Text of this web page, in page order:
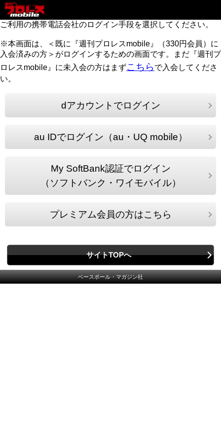
ご利用の携帯電話会社のログイン手段を選択してください。
※本画面は、＜既に『週刊プロレスmobile』（330円会員）に
入会済みの方＞がログインするための画面です。まだ『週刊プ
ロレスmobile』に未入会の方はまずこちら で入会してくださ
い。
dアカウントでログイン
au IDでログイン（au・UQ mobile）
My SoftBank認証でログイン
（ソフトバンク・ワイモバイル）
プレミアム会員の方はこちら
サイトTOPへ
ベースボール・マガジン社